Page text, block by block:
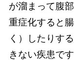
が溜まって腹
重症化すると
く）したりす
きない疾患です